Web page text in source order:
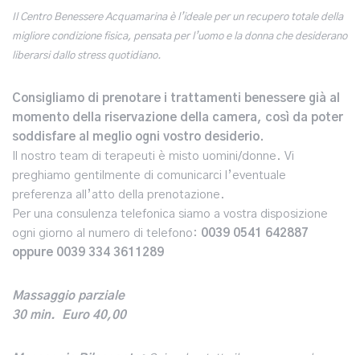
Il Centro Benessere Acquamarina è l’ideale per un recupero totale della
migliore condizione fisica, pensata per l’uomo e la donna che desiderano
liberarsi dallo stress quotidiano.
Consigliamo di prenotare i trattamenti benessere già al
momento della riservazione della camera, così da poter
soddisfare al meglio ogni vostro desiderio.
Il nostro team di terapeuti è misto uomini/donne. Vi
preghiamo gentilmente di comunicarci l’eventuale
preferenza all’atto della prenotazione.
Per una consulenza telefonica siamo a vostra disposizione
ogni giorno al numero di telefono: 0039 0541 642887
oppure 0039 334 3611289
Massaggio parziale
30 min. Euro 40,00